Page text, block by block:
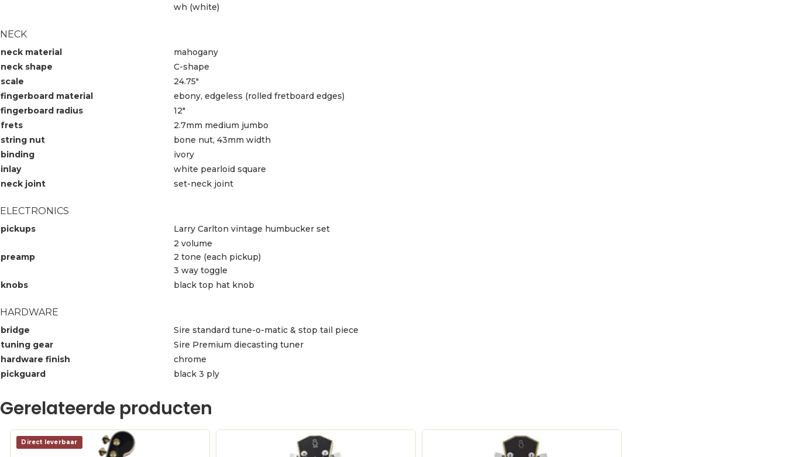
wh (white)
NECK
neck material
mahogany
neck shape
C-shape
scale
24.75″
fingerboard material
ebony, edgeless (rolled fretboard edges)
fingerboard radius
12″
frets
2.7mm medium jumbo
string nut
bone nut, 43mm width
binding
ivory
inlay
white pearloid square
neck joint
set-neck joint
ELECTRONICS
pickups Larry Carlton vintage humbucker set
preamp
2 volume
2 tone (each pickup)
3 way toggle
knobs
black top hat knob
HARDWARE
bridge
Sire standard tune-o-matic & stop tail piece
tuning gear
Sire Premium diecasting tuner
hardware finish
chrome
pickguard
black 3 ply
Gerelateerde producten
Direct leverbaar